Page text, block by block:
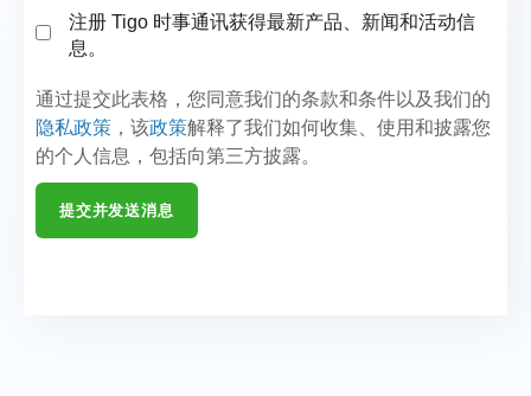
注册 Tigo 时事通讯获得最新产品、新闻和活动信
息。
通过提交此表格，您同意我们的条款和条件以及我们的
隐私政策 ，该政策解释了我们如何收集、使用和披露您
的个人信息，包括向第三方披露。